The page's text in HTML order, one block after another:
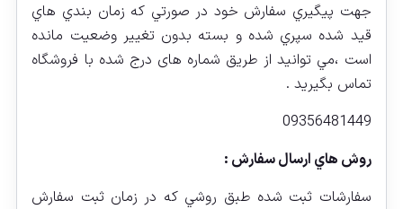
جهت پيگيري سفارش خود در صورتي كه زمان بندي هاي
قيد شده سپري شده و بسته بدون تغيير وضعيت مانده
است ،‌مي توانيد از طريق شماره های درج شده با فروشگاه
تماس بگيريد .
09356481449
روش هاي ارسال سفارش :
سفارشات ثبت شده طبق روشي كه در زمان ثبت سفارش